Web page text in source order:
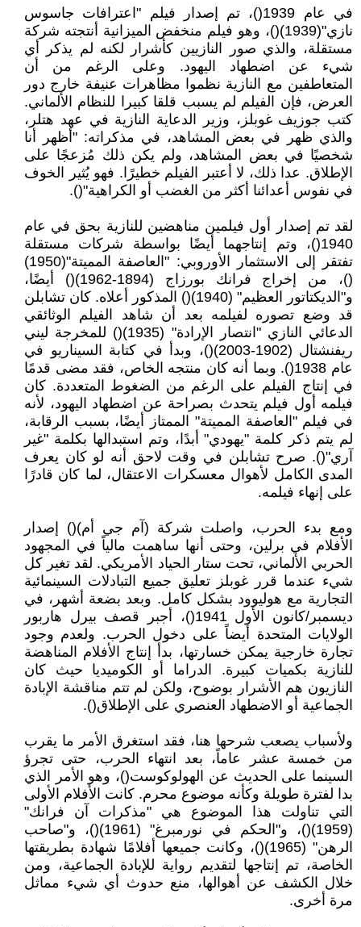
في عام 1939()، تم إصدار فيلم "اعترافات جاسوس
نازي"(1939)()، وهو فيلم منخفض الميزانية أنتجته شركة
مستقلة، والذي صور النازيين كأشرار لكنه لم يذكر أي
شيء عن اضطهاد اليهود. وعلى الرغم من أن
المتعاطفين مع النازية نظموا مظاهرات عنيفة خارج دور
العرض، فإن الفيلم لم يسبب قلقا كبيرا للنظام الألماني.
كتب جوزيف غوبلز، وزير الدعاية النازية في عهد هتلر،
والذي ظهر في بعض المشاهد، في مذكراته: "أظهر أنا
شخصيًا في بعض المشاهد، ولم يكن ذلك مُزعجًا على
الإطلاق. عدا ذلك، لا أعتبر الفيلم خطيرًا. فهو يُثير الخوف
في نفوس أعدائنا أكثر من الغضب أو الكراهية"().
لقد تم إصدار أول فيلمين مناهضين للنازية بحق في عام
1940()، وتم إنتاجهما أيضًا بواسطة شركات مستقلة
تفتقر إلى الاستثمار الأوروبي: "العاصفة المميتة"(1950)
()، من إخراج فرانك بورزاج (1894-1962)() أيضًا،
و"الديكتاتور العظيم" (1940)() المذكور أعلاه. كان تشابلن
قد وضع تصوره لفيلمه بعد أن شاهد الفيلم الوثائقي
الدعائي النازي "انتصار الإرادة" (1935)() للمخرجة ليني
ريفنشتال (1902-2003)()، وبدأ في كتابة السيناريو في
عام 1938(). وبما أنه كان منتجه الخاص، فقد مضى قدمًا
في إنتاج الفيلم على الرغم من الضغوط المتعددة. كان
فيلمه أول فيلم يتحدث بصراحة عن اضطهاد اليهود، لأنه
في فيلم "العاصفة المميتة" الممتاز أيضًا، بسبب الرقابة،
لم يتم ذكر كلمة "يهودي" أبدًا، وتم استبدالها بكلمة "غير
آري"(). صرح تشابلن في وقت لاحق أنه لو كان يعرف
المدى الكامل لأهوال معسكرات الاعتقال، لما كان قادرًا
على إنهاء فيلمه.
ومع بدء الحرب، واصلت شركة (آم جي أم)() إصدار
الأفلام في برلين، وحتى أنها ساهمت مالياً في المجهود
الحربي الألماني، تحت ستار الحياد الأمريكي. لقد تغير كل
شيء عندما قرر غوبلز تعليق جميع التبادلات السينمائية
التجارية مع هوليوود بشكل كامل. وبعد بضعة أشهر، في
ديسمبر/كانون الأول 1941()، أجبر قصف بيرل هاربور
الولايات المتحدة أيضاً على دخول الحرب. ولعدم وجود
تجارة خارجية يمكن خسارتها، بدأ إنتاج الأفلام المناهضة
للنازية بكميات كبيرة. الدراما أو الكوميديا حيث كان
النازيون هم الأشرار بوضوح، ولكن لم تتم مناقشة الإبادة
الجماعية أو الاضطهاد العنصري على الإطلاق().
ولأسباب يصعب شرحها هنا، فقد استغرق الأمر ما يقرب
من خمسة عشر عاماً، بعد انتهاء الحرب، حتى تجرؤ
السينما على الحديث عن الهولوكوست()، وهو الأمر الذي
بدا لفترة طويلة وكأنه موضوع محرم. كانت الأفلام الأولى
التي تناولت هذا الموضوع هي "مذكرات آن فرانك"
(1959)()، و"الحكم في نورمبرغ" (1961)()، و"صاحب
الرهن" (1965)()، وكانت جميعها أفلامًا شهادة بطريقتها
الخاصة، تم إنتاجها لتقديم رواية للإبادة الجماعية، ومن
خلال الكشف عن أهوالها، منع حدوث أي شيء مماثل
مرة أخرى.